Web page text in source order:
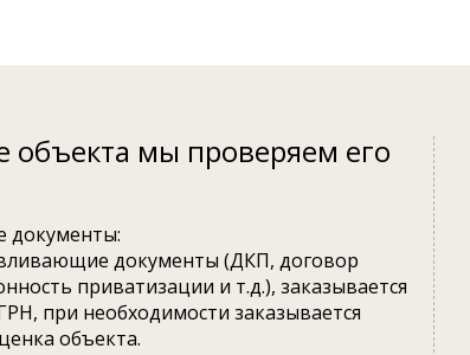
объекта мы проверяем его
документы:
документы (ДКП, договор
приватизации и т.д.), заказывается
при необходимости заказывается
объекта.